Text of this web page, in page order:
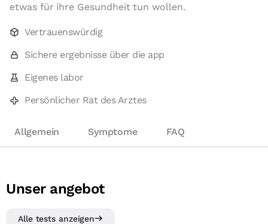
etwas für ihre Gesundheit tun wollen.
Vertrauenswürdig
Sichere ergebnisse über die app
Eigenes labor
Persönlicher Rat des Arztes
Allgemein Symptome FAQ
Unser angebot
Alle tests anzeigen